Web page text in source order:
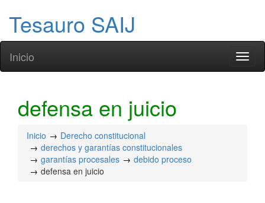
Tesauro SAIJ
Inicio
defensa en juicio
Inicio
Derecho constitucional
derechos y garantías constitucionales
garantías procesales
debido proceso
defensa en juicio